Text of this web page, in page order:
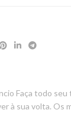
Faça todo
à sua volta. Os